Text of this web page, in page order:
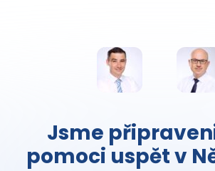
Jsme
pomoci uspět v